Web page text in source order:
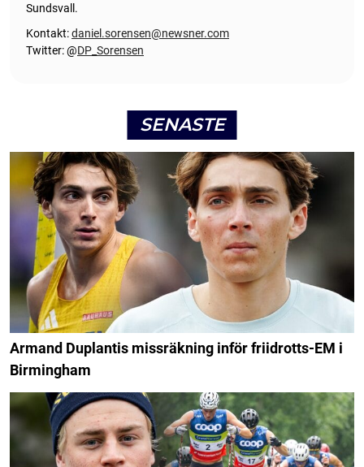
Sundsvall.
Kontakt:daniel.sorensen@newsner.com
Twitter: @DP_Sorensen
SENASTE
Armand Duplantis missräkning inför friidrotts-EM i
Birmingham